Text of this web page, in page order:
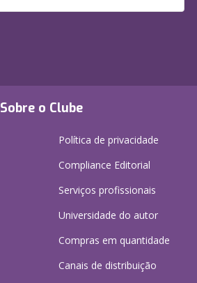
Sobre o Clube
Política de privacidade
Compliance Editorial
Serviços profissionais
Universidade do autor
Compras em quantidade
Canais de distribuição